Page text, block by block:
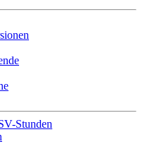
Stunden